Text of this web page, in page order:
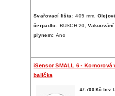
Svařovací lišta: 405 mm,
čerpadlo: BUSCH 20,
plynem: Ano
iSensor SMALL 6 - Komorová
balička
47.700 Kč bez